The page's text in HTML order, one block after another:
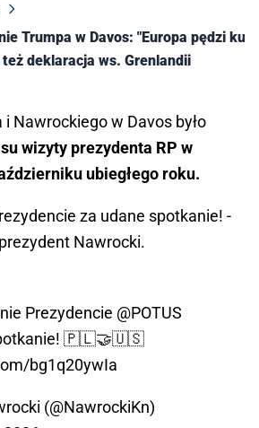
Trumpa w Davos: "Europa pędzi ku
też deklaracja ws. Grenlandii
Nawrockiego w Davos było
wizyty prezydenta RP w
ubiegłego roku.
za udane spotkanie! -
Nawrocki.
Prezydencie @POTUS
🇵🇱🤝🇺🇸
bg1q20ywIa
(@NawrockiKn)